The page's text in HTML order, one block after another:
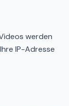
werden
IP-Adresse